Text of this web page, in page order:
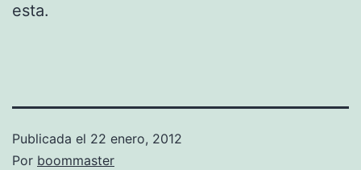
esta.
Publicada el 22 enero, 2012
Por boommaster